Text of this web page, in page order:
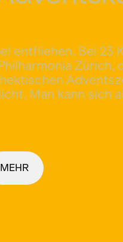
entfliehen. Bei 23
Zürich,
Man kann sich
MEHR